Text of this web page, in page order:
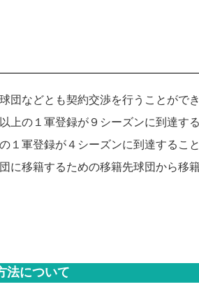
などとも契約交渉を行うことがで
の１軍登録が９シーズンに到達す
軍登録が４シーズンに到達するこ
移籍するための移籍先球団から移
法について